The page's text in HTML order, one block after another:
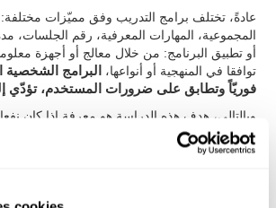
عادةً، تختلف برامج التدريب وفق مميّزات مختلفة:
المجموعية، المهارات المعرفية، رقم الجلسات،
أو تطبيق البرنامج: من خلال معالج أو أجهزة
توافقا في المنهجية أو أنواعها،
البرامج الشخصية
فوريّاً وتطابق على ضرورات المستخدم، تؤدّي
وبالتالي، هدف هذه الدراسة هو معرفة إذا كان
الشخصي المعلوماتي أكثر من تفعات ألعاب